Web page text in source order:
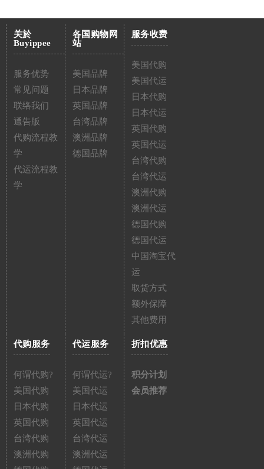
关於
Buyippee
服务优势
常见问题
联络我们
通告版
代购流程教
学
代运流程教
学
各国购物网
站
美国品牌
日本品牌
英国品牌
台湾品牌
澳洲品牌
德国品牌
服务收费
美国代购
美国代运
日本代购
日本代运
英国代购
英国代运
台湾代购
台湾代运
澳洲代购
澳洲代运
德国代购
德国代运
中国淘宝代
运
取货方式
额外保障
其他费用
代购服务
何谓代购?
美国代购
日本代购
英国代购
台湾代购
澳洲代购
代运服务
何谓代运?
美国代运
日本代运
英国代运
台湾代运
澳洲代运
折扣优惠
积分计划
会员推荐